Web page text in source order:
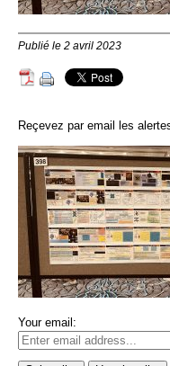
Publié le 2 avril 2023
Reçevez par email les
Your email: